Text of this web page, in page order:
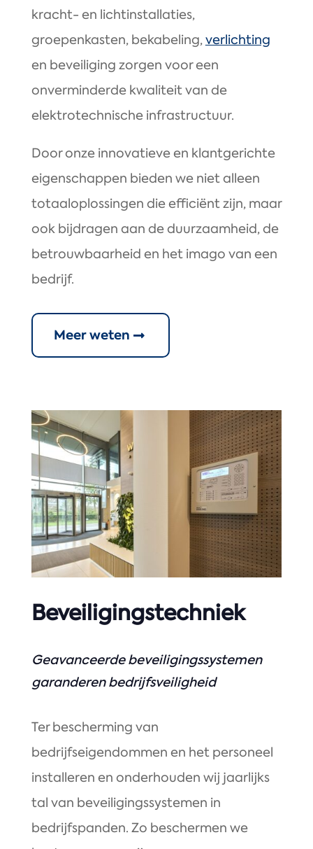
kracht- en lichtinstallaties,
groepenkasten, bekabeling,verlichting
en beveiliging zorgen voor een
onverminderde kwaliteit van de
elektrotechnische infrastructuur.
Door onze innovatieve en klantgerichte
eigenschappen bieden we niet alleen
totaaloplossingen die efficiënt zijn, maar
ook bijdragen aan de duurzaamheid, de
betrouwbaarheid en het imago van een
bedrijf.
Meer weten
Beveiligingstechniek
Geavanceerde beveiligingssystemen
garanderen bedrijfsveiligheid
Ter bescherming van
bedrijfseigendommen en het personeel
installeren en onderhouden wij jaarlijks
tal van beveiligingssystemen in
bedrijfspanden. Zo beschermen we